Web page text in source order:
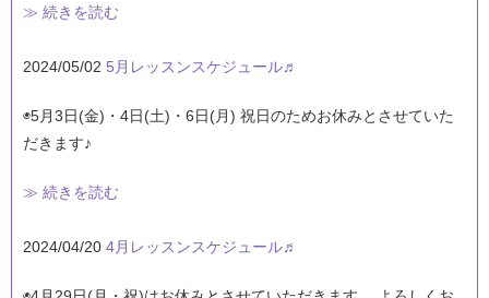
≫ 続きを読む
2024/05/02 5月レッスンスケジュール♬
◉5月3日(金)・4日(土)・6日(月) 祝日のためお休みとさせていた
だきます♪
≫ 続きを読む
2024/04/20 4月レッスンスケジュール♬